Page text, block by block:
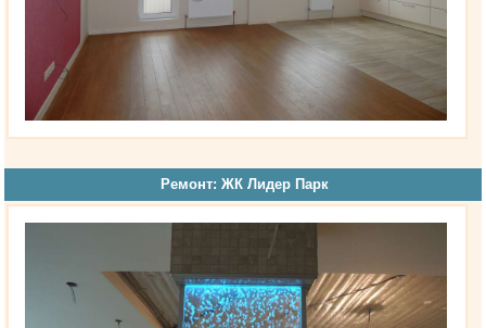
Ремонт: ЖК Лидер Парк